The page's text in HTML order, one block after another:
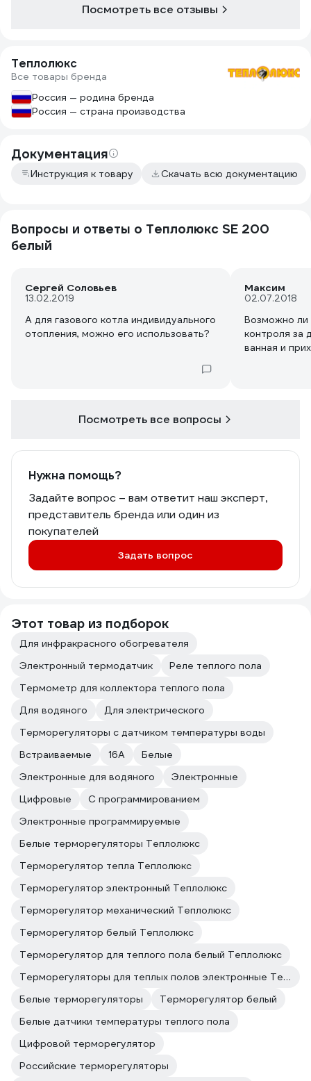
Посмотреть все отзывы
Теплолюкс
Все товары бренда
Россия — родина бренда
Россия — страна производства
Документация
Инструкция к товару Скачать всю документацию
Вопросы и ответы о Теплолюкс SE 200
белый
Сергей Соловьев
13.02.2019
А для газового котла индивидуального
отопления, можно его использовать?
Максим
02.07.2018
Возможно ли
контроля за двумя зонами.. скажем...
ванная и
Посмотреть все вопросы
Нужна помощь?
Задайте вопрос – вам ответит наш эксперт,
представитель бренда или один из
покупателей
Задать вопрос
Этот товар из подборок
Для инфракрасного обогревателя
Электронный термодатчик
Реле теплого пола
Термометр для коллектора теплого пола
Для водяного
Для электрического
Терморегуляторы с датчиком температуры воды
Встраиваемые
16А
Белые
Электронные для водяного
Электронные
Цифровые
С программированием
Электронные программируемые
Белые терморегуляторы Теплолюкс
Терморегулятор тепла Теплолюкс
Терморегулятор электронный Теплолюкс
Терморегулятор механический Теплолюкс
Терморегулятор белый Теплолюкс
Терморегулятор для теплого пола белый Теплолюкс
Терморегуляторы для теплых полов электронные Теплолюкс
Белые терморегуляторы
Терморегулятор белый
Белые датчики температуры теплого пола
Цифровой терморегулятор
Российские терморегуляторы